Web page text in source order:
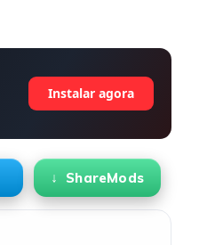
Instalar agora
ShareMods